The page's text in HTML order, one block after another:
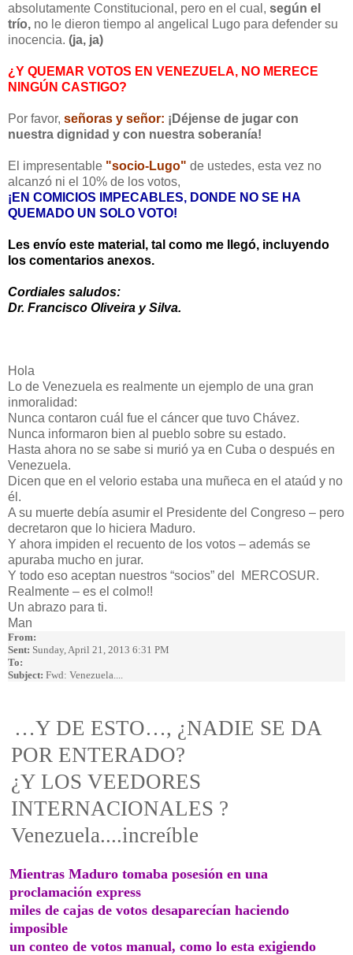
absolutamente Constitucional, pero en el cual, según el
trío, no le dieron tiempo al angelical Lugo para defender su
inocencia. (ja, ja)
¿Y QUEMAR VOTOS EN VENEZUELA, NO MERECE
NINGÚN CASTIGO?
Por favor, señoras y señor: ¡Déjense de jugar con
nuestra dignidad y con nuestra soberanía!
El impresentable "socio-Lugo" de ustedes, esta vez no
alcanzó ni el 10% de los votos,
¡EN COMICIOS IMPECABLES, DONDE NO SE HA
QUEMADO UN SOLO VOTO!
Les envío este material, tal como me llegó, incluyendo
los comentarios anexos.
Cordiales saludos:
Dr. Francisco Oliveira y Silva.
Hola
Lo de Venezuela es realmente un ejemplo de una gran
inmoralidad:
Nunca contaron cuál fue el cáncer que tuvo Chávez.
Nunca informaron bien al pueblo sobre su estado.
Hasta ahora no se sabe si murió ya en Cuba o después en
Venezuela.
Dicen que en el velorio estaba una muñeca en el ataúd y no
él.
A su muerte debía asumir el Presidente del Congreso – pero
decretaron que lo hiciera Maduro.
Y ahora impiden el recuento de los votos – además se
apuraba mucho en jurar.
Y todo eso aceptan nuestros “socios” del MERCOSUR.
Realmente – es el colmo!!
Un abrazo para ti.
Man
From:
Sent: Sunday, April 21, 2013 6:31 PM
To:
Subject: Fwd: Venezuela....
…Y DE ESTO…, ¿NADIE SE DA
POR ENTERADO?
¿Y LOS VEEDORES
INTERNACIONALES ?
Venezuela....increíble
Mientras Maduro tomaba posesión en una
proclamación express
miles de cajas de votos desaparecían haciendo
imposible
un conteo de votos manual, como lo esta exigiendo